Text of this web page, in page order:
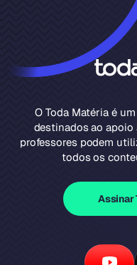
O Toda Matéria é
destinados ao apoio
professores podem
todos os
Assinar